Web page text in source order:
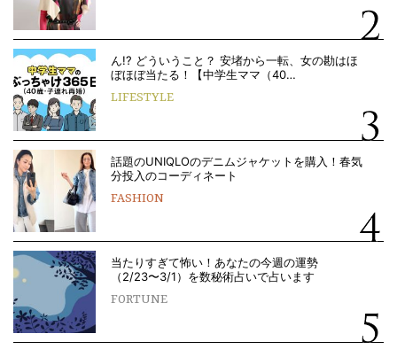
ん!? どういうこと？ 安堵から一転、女の勘はほ
ぼほぼ当たる！【中学生ママ（40…
LIFESTYLE
話題のUNIQLOのデニムジャケットを購入！春気
分投入のコーディネート
FASHION
当たりすぎて怖い！あなたの今週の運勢
（2/23〜3/1）を数秘術占いで占います
FORTUNE